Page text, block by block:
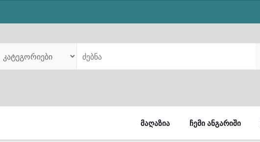
ᲛᲐᲦᲐᲖᲘᲐ ᲩᲔᲛᲘ ᲐᲜᲒᲐᲠᲘᲨᲘ
₾1,159.00.₾999.00.